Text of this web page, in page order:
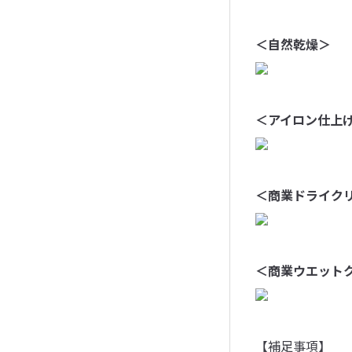
＜自然乾燥＞
＜アイロン仕上
＜商業ドライク
＜商業ウエット
【補足事項】